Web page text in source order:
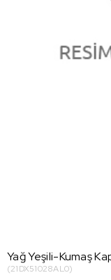
Yağ Yeşili-Kumaş
(21DX51028AL0)